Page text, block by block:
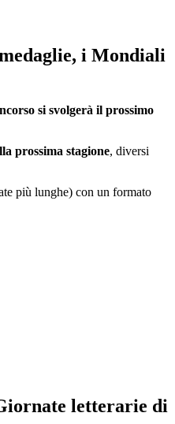
i Mondiali
si svolgerà il prossimo
prossima stagione, diversi
più lunghe) con un formato
letterarie di